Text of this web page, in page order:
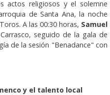
actos religiosos y el solemne
de Santa Ana, la noche
A las 00:30 horas, Samuel
seguido de la gala de
de la sesión "Benadance" con
y el talento local